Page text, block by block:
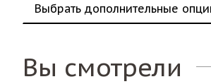
Выбрать дополнительные
Вы смотрели